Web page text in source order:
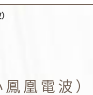
凰電波）